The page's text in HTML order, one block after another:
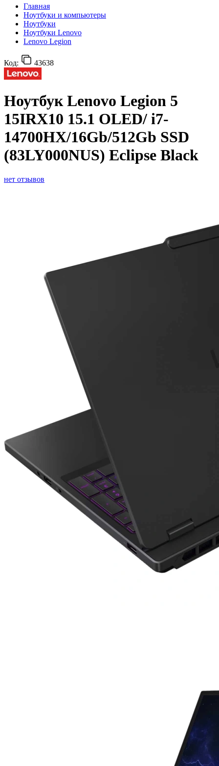
Главная
Ноутбуки и компьютеры
Ноутбуки
Ноутбуки Lenovo
Lenovo Legion
Код: 43638
Ноутбук Lenovo Legion 5
15IRX10 15.1 OLED/ i7-
14700HX/16Gb/512Gb SSD
(83LY000NUS) Eclipse Black
нет отзывов